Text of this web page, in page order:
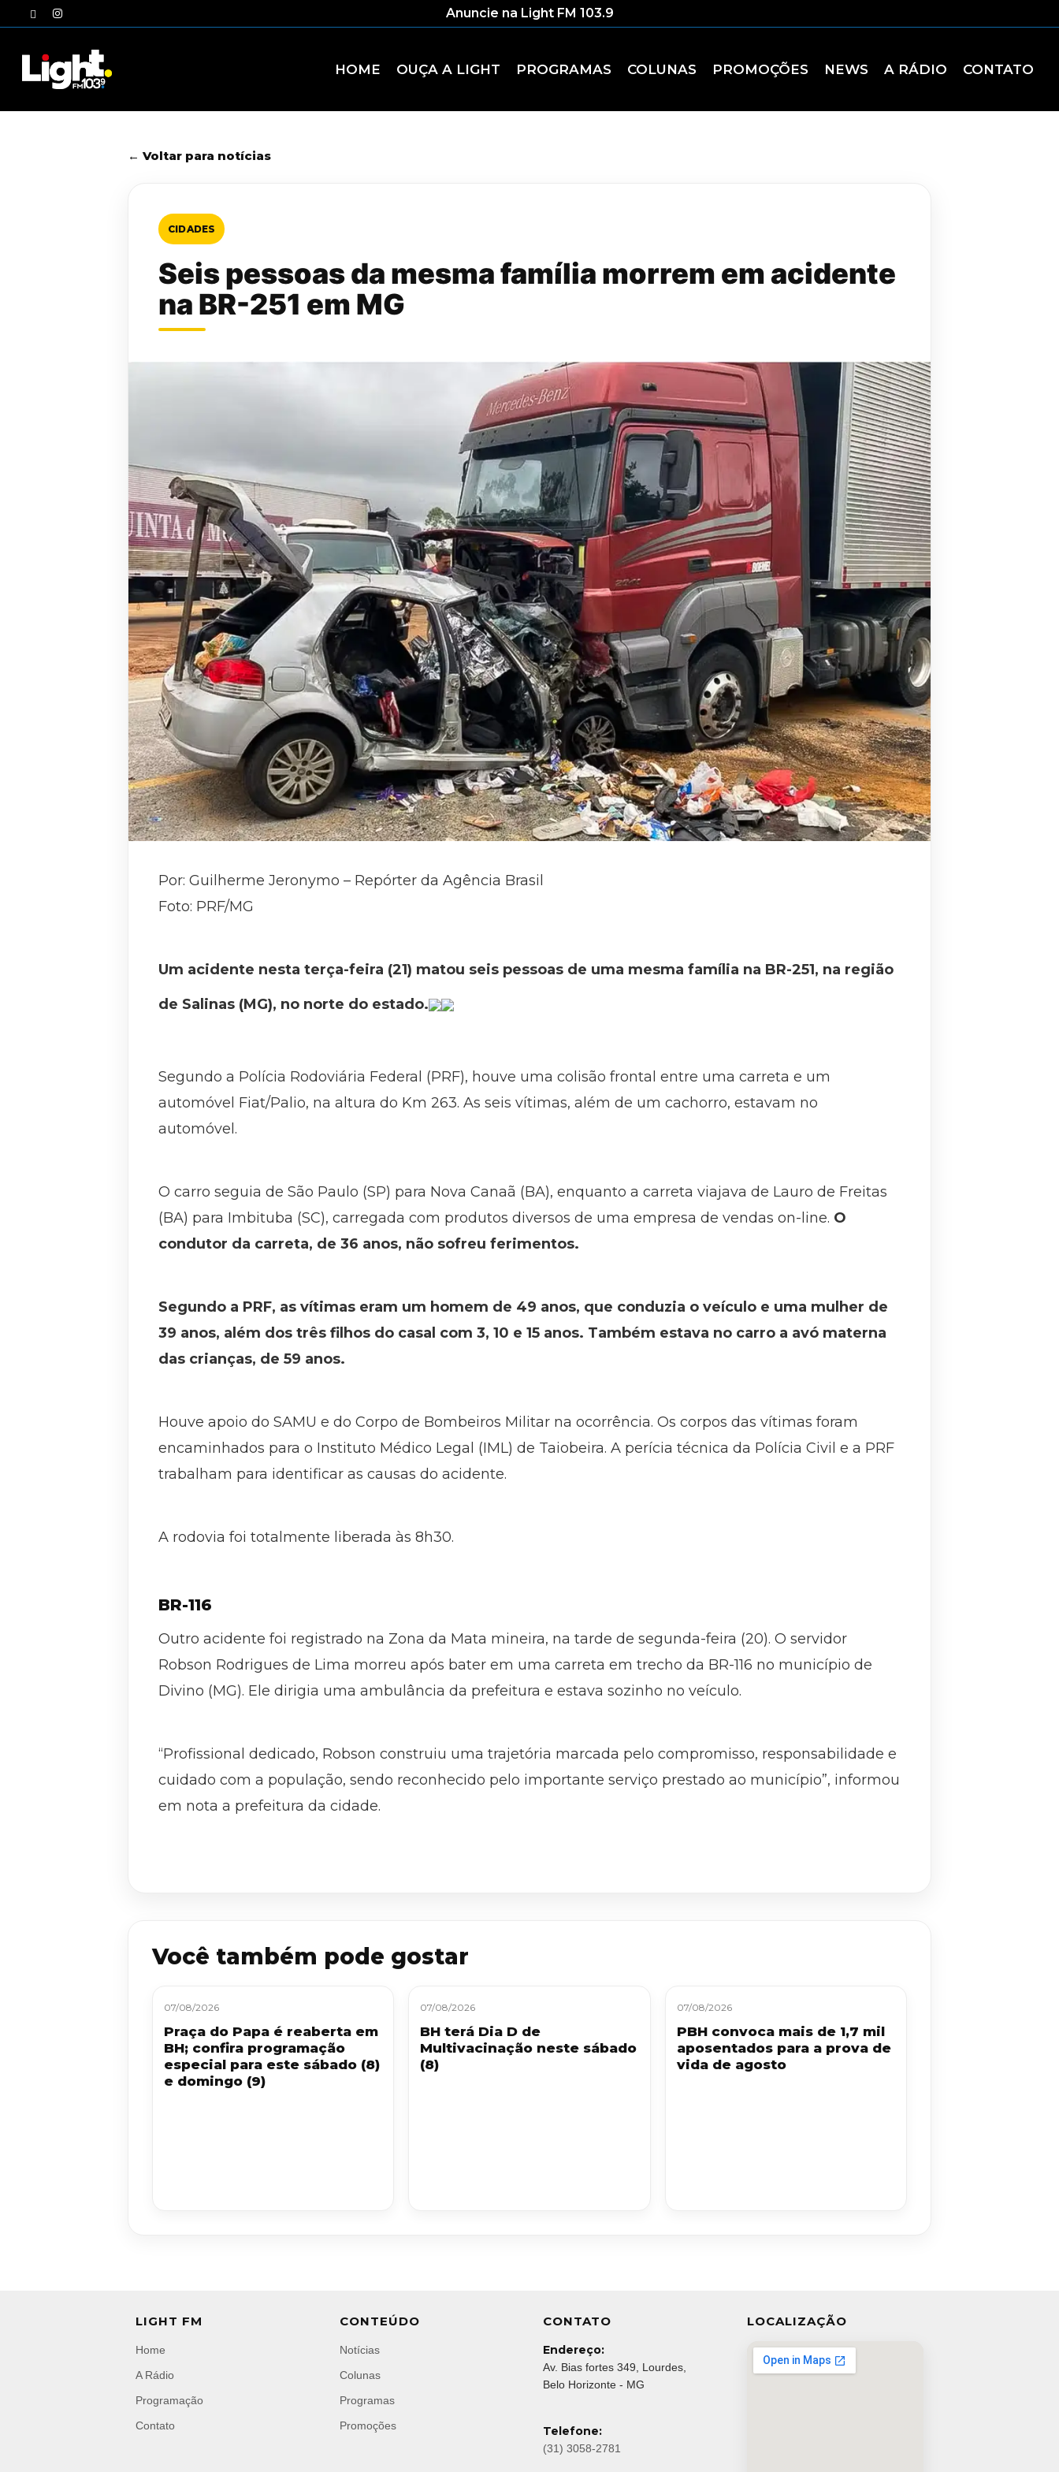
to
twitterinstagram Anuncie na Light FM 103.9
HOME OUÇA A LIGHT PROGRAMAS COLUNAS PROMOÇÕES NEWS A RÁDIO CONTATO
← Voltar para notícias
CIDADES
Seis pessoas da mesma família morrem em acidente
na BR-251 em MG
Por: Guilherme Jeronymo – Repórter da Agência Brasil
Foto: PRF/MG
Um acidente nesta terça-feira (21) matou seis pessoas de uma mesma família na BR-251, na região
de Salinas (MG), no norte do estado.
Segundo a Polícia Rodoviária Federal (PRF), houve uma colisão frontal entre uma carreta e um
automóvel Fiat/Palio, na altura do Km 263. As seis vítimas, além de um cachorro, estavam no
automóvel.
O carro seguia de São Paulo (SP) para Nova Canaã (BA), enquanto a carreta viajava de Lauro de Freitas
(BA) para Imbituba (SC), carregada com produtos diversos de uma empresa de vendas on-line. O
condutor da carreta, de 36 anos, não sofreu ferimentos.
Segundo a PRF, as vítimas eram um homem de 49 anos, que conduzia o veículo e uma mulher de
39 anos, além dos três filhos do casal com 3, 10 e 15 anos. Também estava no carro a avó materna
das crianças, de 59 anos.
Houve apoio do SAMU e do Corpo de Bombeiros Militar na ocorrência. Os corpos das vítimas foram
encaminhados para o Instituto Médico Legal (IML) de Taiobeira. A perícia técnica da Polícia Civil e a PRF
trabalham para identificar as causas do acidente.
A rodovia foi totalmente liberada às 8h30.
BR-116
Outro acidente foi registrado na Zona da Mata mineira, na tarde de segunda-feira (20). O servidor
Robson Rodrigues de Lima morreu após bater em uma carreta em trecho da BR-116 no município de
Divino (MG). Ele dirigia uma ambulância da prefeitura e estava sozinho no veículo.
“Profissional dedicado, Robson construiu uma trajetória marcada pelo compromisso, responsabilidade e
cuidado com a população, sendo reconhecido pelo importante serviço prestado ao município”, informou
em nota a prefeitura da cidade.
Você também pode gostar
07/08/2026
Praça do Papa é reaberta em
BH; confira programação
especial para este sábado (8)
e domingo (9)
07/08/2026
BH terá Dia D de
Multivacinação neste sábado
(8)
07/08/2026
PBH convoca mais de 1,7 mil
aposentados para a prova de
vida de agosto
LIGHT FM
Home
A Rádio
Programação
Contato
CONTEÚDO
Notícias
Colunas
Programas
Promoções
CONTATO
Endereço:
Av. Bias fortes 349, Lourdes,
Belo Horizonte - MG
Telefone:
(31) 3058-2781
LOCALIZAÇÃO